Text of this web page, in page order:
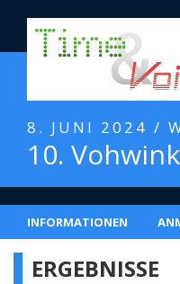
8. JUNI 2024 /
10.
INFORMATIONEN
ERGEBNISSE